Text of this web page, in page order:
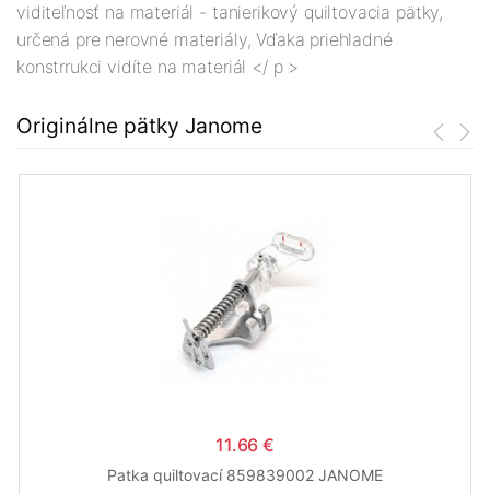
viditeľnosť na materiál - tanierikový quiltovacia pätky,
určená pre nerovné materiály, Vďaka priehladné
konstrrukci vidíte na materiál </ p >
Originálne pätky Janome
11.66 €
Patka quiltovací 859839002 JANOME